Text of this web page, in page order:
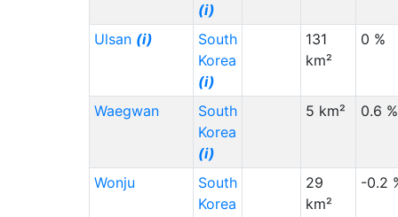
(i)
Ulsan (i)
South
Korea
(i)
131
km²
0 %
Waegwan
South
Korea
(i)
5 km² 0.6 %
Wonju
South
Korea
29
km²
-0.2